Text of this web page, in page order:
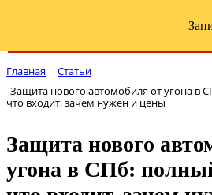
Главная
Статьи
Защита нового автомобиля от угона в
что входит, зачем нужен и цены
Защита нового
угона в СПб: